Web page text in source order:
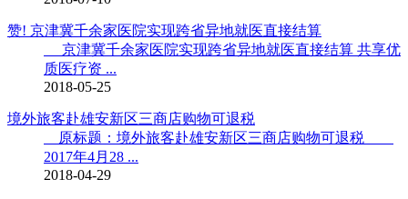
赞! 京津冀千余家医院实现跨省异地就医直接结算
京津冀千余家医院实现跨省异地就医直接结算 共享优
质医疗资 ...
2018-05-25
境外旅客赴雄安新区三商店购物可退税
原标题：境外旅客赴雄安新区三商店购物可退税
2017年4月28 ...
2018-04-29